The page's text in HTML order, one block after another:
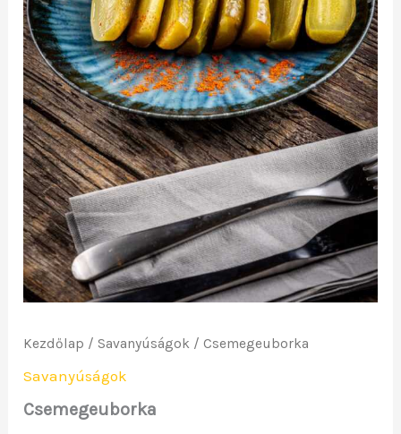
Kezdőlap / Savanyúságok / Csemegeuborka
Savanyúságok
Csemegeuborka